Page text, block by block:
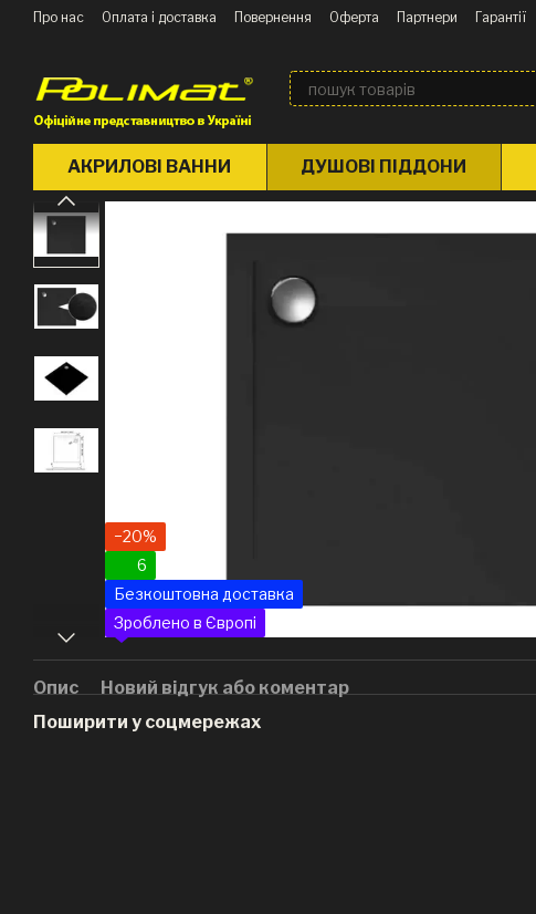
Перейти до основного контенту
Про нас Оплата і доставка Повернення Оферта Партнери Гарантії
АКРИЛОВІ ВАННИ ДУШОВІ ПІДДОНИ
−20%
6
Безкоштовна доставка
Зроблено в Європі
Опис
Новий відгук або коментар
Поширити у соцмережах